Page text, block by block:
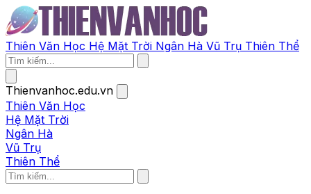
Thiên Văn Học Hệ Mặt Trời Ngân Hà Vũ Trụ Thiên Thể
Thienvanhoc.edu.vn
Thiên Văn Học
Hệ Mặt Trời
Ngân Hà
Vũ Trụ
Thiên Thể